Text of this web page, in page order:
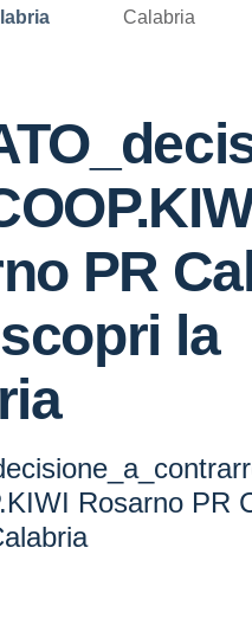
Calabria
PR
la
Rosarno PR